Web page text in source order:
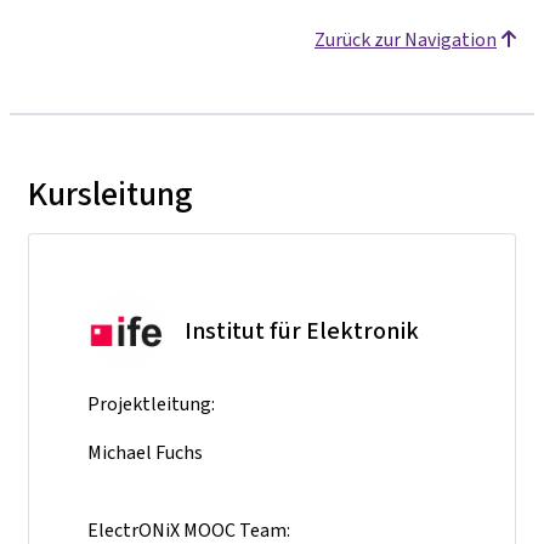
Zurück zur Navigation
Kursleitung
Institut für Elektronik
Projektleitung:
Michael Fuchs
ElectrONiX MOOC Team: